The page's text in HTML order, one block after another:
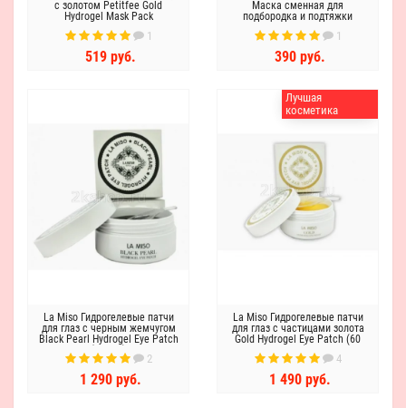
с золотом Petitfee Gold
Hydrogel Mask Pack
1
519 руб.
Маска сменная для
подбородка и подтяжки
контура лица
1
390 руб.
La Miso Гидрогелевые патчи
для глаз с черным жемчугом
Black Pearl Hydrogel Eye Patch​
(60 шт.)
2
1 290 руб.
Лучшая
косметика
La Miso Гидрогелевые патчи
для глаз с частицами золота
Gold Hydrogel Eye Patch (60
шт.)
4
1 490 руб.